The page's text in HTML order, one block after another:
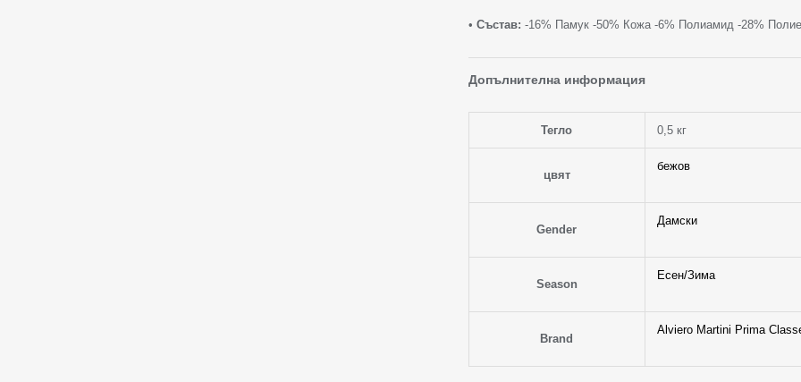
• Състав: -16% Памук -50% Кожа -6% Полиамид -28%
Допълнителна информация
Тегло 0,5 кг
цвят
бежов
Gender
Дамски
Season
Есен/Зима
Brand
Alviero Martini Prima